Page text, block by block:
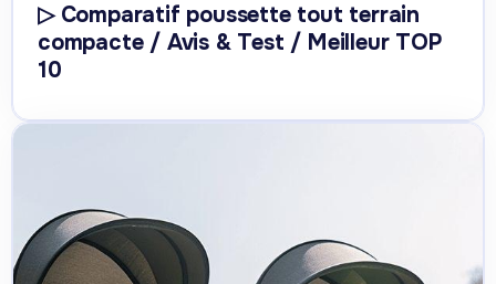
▷ Comparatif poussette tout terrain
compacte / Avis & Test / Meilleur TOP
10